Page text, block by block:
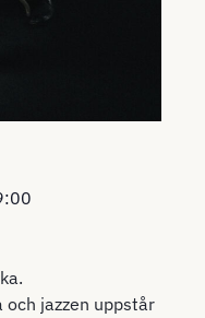
jazzen uppstår